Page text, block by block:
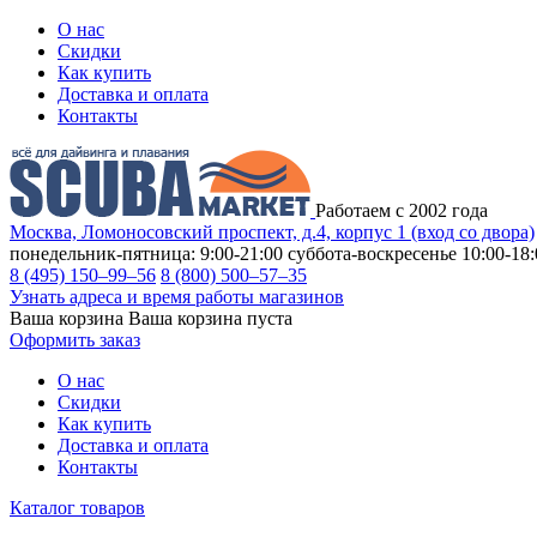
О нас
Скидки
Как купить
Доставка и оплата
Контакты
Работаем с 2002 года
Москва, Ломоносовский проспект, д.4, корпус 1 (вход со двора)
понедельник-пятница: 9:00-21:00 суббота-воскресенье 10:00-
8 (495) 150–99–56 8 (800) 500–57–35
Узнать адреса и время работы магазинов
Ваша корзина Ваша корзина пуста
Оформить заказ
О нас
Скидки
Как купить
Доставка и оплата
Контакты
Каталог товаров